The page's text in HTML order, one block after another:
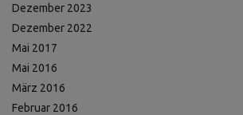
Dezember 2023
Dezember 2022
Mai 2017
Mai 2016
März 2016
Februar 2016